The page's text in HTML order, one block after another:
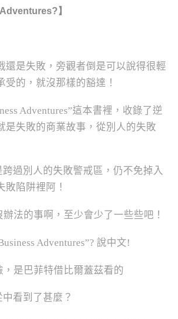
】
還是失敗，旁觀者倒是可以說得很輕
受的，就沒那樣的豁達！
Adventures”這本書裡，收錄了逆
是失敗的商業故事，從別人的失敗
跨過別人的失敗警戒區，仍不免掉入
敗陷阱裡阿！
辦法的事啊，至少會少了一些些吧！
Adventures”? 說中文!
，是 巴菲特借比爾蓋茲看的
中看到了甚麼？